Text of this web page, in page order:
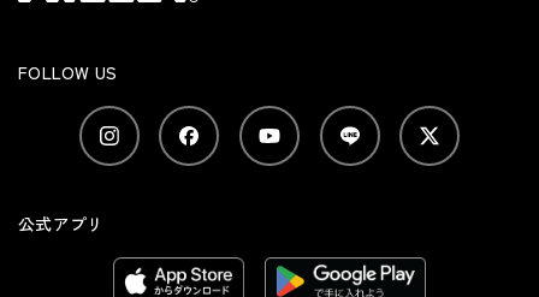
FOLLOW US
公式アプリ